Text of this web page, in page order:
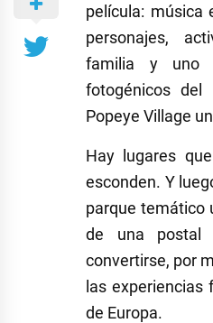
película: música
personajes,
familia y uno
fotogénicos del
Popeye Village
Hay lugares
esconden. Y
parque temático
de una postal
convertirse, por
las experiencias
de Europa.